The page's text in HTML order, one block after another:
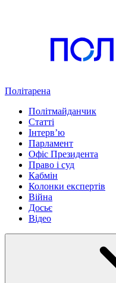
Політарена
Політмайданчик
Статті
Інтервʼю
Парламент
Офіс Президента
Право і суд
Кабмін
Колонки експертів
Війна
Досьє
Відео